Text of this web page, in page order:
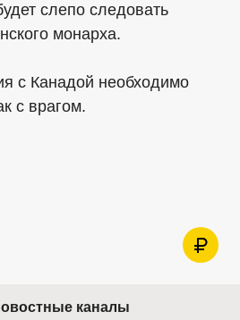
слепо следовать
монарха.
с Канадой необходимо
с врагом.
каналы